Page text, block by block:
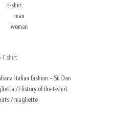
t-shirt
man
woman
T-shirt
Italian fashion – Sil Dan
/ History of the t-shirt
/ magliette